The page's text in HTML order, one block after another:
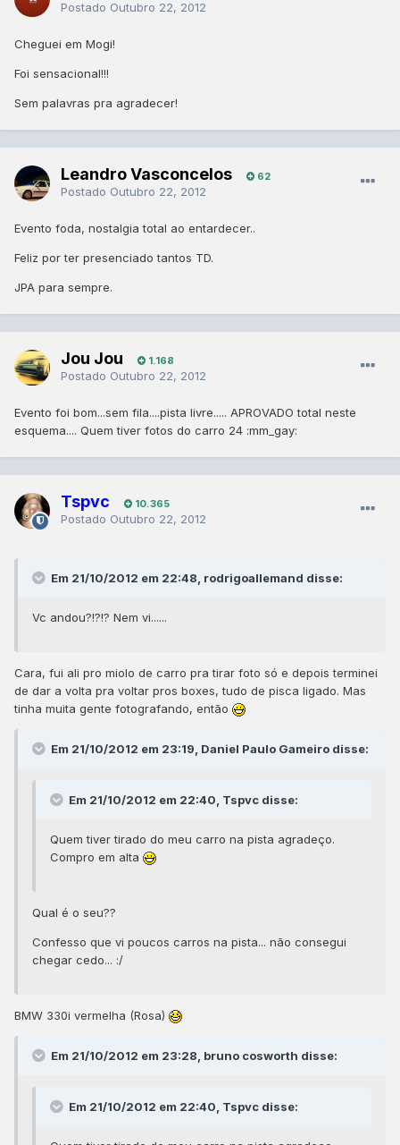
Postado Outubro 22, 2012
Cheguei em Mogi!
Foi sensacional!!!
Sem palavras pra agradecer!
Leandro Vasconcelos 62
Postado Outubro 22, 2012
Evento foda, nostalgia total ao entardecer..
Feliz por ter presenciado tantos TD.
JPA para sempre.
Jou Jou 1.168
Postado Outubro 22, 2012
Evento foi bom...sem fila....pista livre..... APROVADO total neste
esquema.... Quem tiver fotos do carro 24 :mm_gay:
Tspvc 10.365
Postado Outubro 22, 2012
Em 21/10/2012 em 22:48, rodrigoallemand disse:
Vc andou?!?!? Nem vi......
Cara, fui ali pro miolo de carro pra tirar foto só e depois terminei
de dar a volta pra voltar pros boxes, tudo de pisca ligado. Mas
tinha muita gente fotografando, então
Em 21/10/2012 em 23:19, Daniel Paulo Gameiro disse:
Em 21/10/2012 em 22:40, Tspvc disse:
Quem tiver tirado do meu carro na pista agradeço.
Compro em alta
Qual é o seu??
Confesso que vi poucos carros na pista... não consegui
chegar cedo... :/
BMW 330i vermelha (Rosa)
Em 21/10/2012 em 23:28, bruno cosworth disse:
Em 21/10/2012 em 22:40, Tspvc disse: